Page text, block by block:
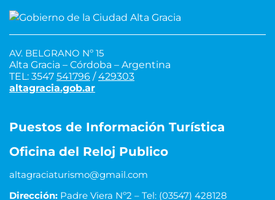
AV. BELGRANO Nº 15
Alta Gracia – Córdoba – Argentina
TEL: 3547 541796 /429303
altagracia.gob.ar
Puestos de Información Turística
Oficina del Reloj Publico
altagraciaturismo@gmail.com
Dirección: Padre Viera Nº2 – Tel: (03547) 428128